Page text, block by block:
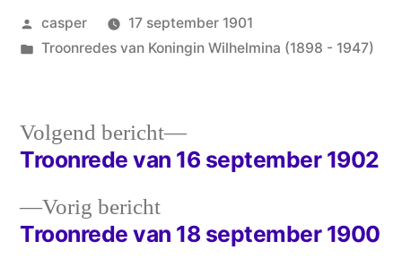
Geplaatst
door
casper
17 september 1901
Geplaatst
Troonredes van Koningin Wilhelmina (1898 - 1947)
Bericht
navigatie
Vorig berichtVorig
bericht:
Troonrede van 18 september 1900
Volgend bericht
Volgend
bericht:
Troonrede van 16 september 1902